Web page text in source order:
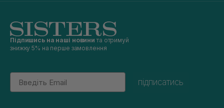
Підпишись на наші новини та отримуй
знижку 5% на перше замовлення
Email
підписатись